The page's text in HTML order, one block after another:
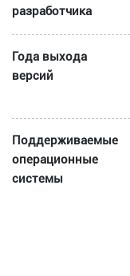
разработчика
Года выхода
версий
Поддерживаемые
операционные
системы